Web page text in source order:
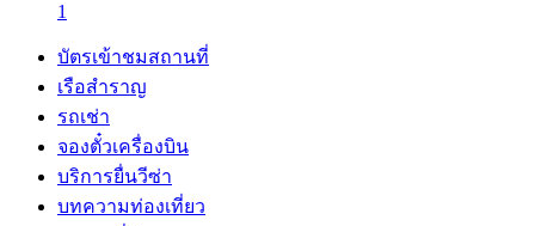
1
บัตรเข้าชมสถานที่
เรือสำราญ
รถเช่า
จองตั๋วเครื่องบิน
บริการยื่นวีซ่า
บทความท่องเที่ยว